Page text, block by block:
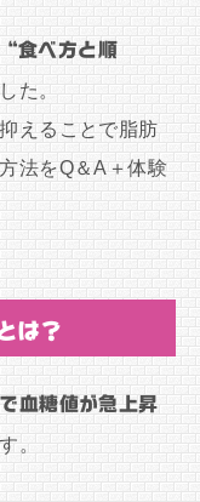
“食べ方と順
た。
えることで脂肪
法をQ＆A＋体験
は？
血糖値が急上昇
。